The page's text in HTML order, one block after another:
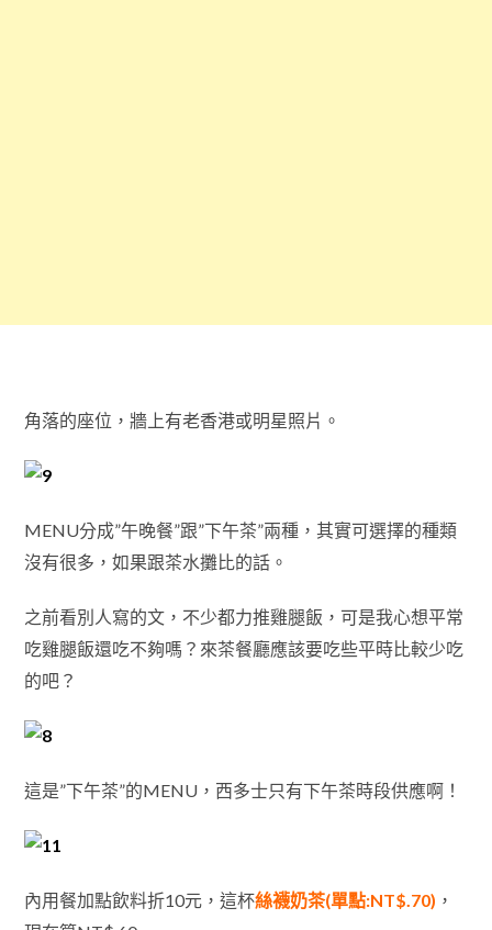
角落的座位，牆上有老香港或明星照片。
MENU分成”午晚餐”跟”下午茶”兩種，其實可選擇的種類
沒有很多，如果跟茶水攤比的話。
之前看別人寫的文，不少都力推雞腿飯，可是我心想平常
吃雞腿飯還吃不夠嗎？來茶餐廳應該要吃些平時比較少吃
的吧？
這是”下午茶”的MENU，西多士只有下午茶時段供應啊！
內用餐加點飲料折10元，這杯絲襪奶茶(單點:NT$.70) ，